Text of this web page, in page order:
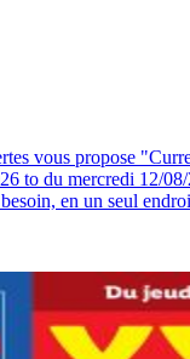
vous propose
to du mercredi 12/
en un seul